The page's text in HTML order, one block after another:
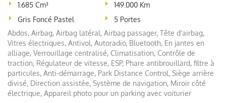
1.685 Cm³
149.000 Km
Gris Foncé Pastel
5 Portes
Abdos, Airbag, Airbag latéral, Airbag passager, Tête d'airbag,
Vitres électriques, Antivol, Autoradio, Bluetooth, En jantes en
alliage, Verrouillage centralisé, Climatisation, Contrôle de
traction, Régulateur de vitesse, ESP, Phare antibrouillard, filtre à
particules, Anti-démarrage, Park Distance Control, Siège arrière
divisé, Direction assistée, Système de navigation, Miroir côté
électrique, Appareil photo pour un parking avec voiturier